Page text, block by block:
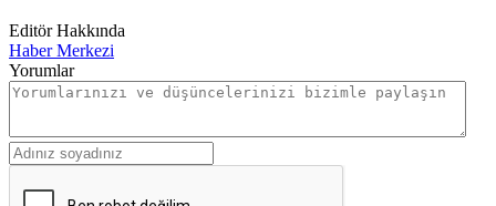
Editör Hakkında
Haber Merkezi
Yorumlar